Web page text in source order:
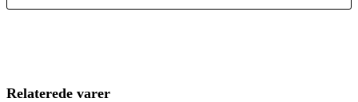
Relaterede varer